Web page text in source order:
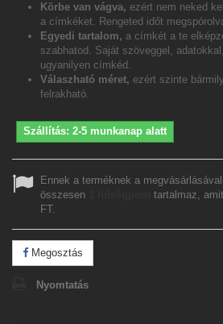
Körbe van vágva, ezért nem neked
a címkéket. Rengeted időt
Egyedi tartalom, a címkét a te
szabhatod. Saját szöveggel,
ugyanilyen címkéd.
Válaszható méret, ezért szinte
felrakható.
Szállítás: 2-5 munkanap alatt
Ennek a terméknek a megvásárlásával
összesen
tartalmaz,
FT.
Megosztás
Nyomtatás